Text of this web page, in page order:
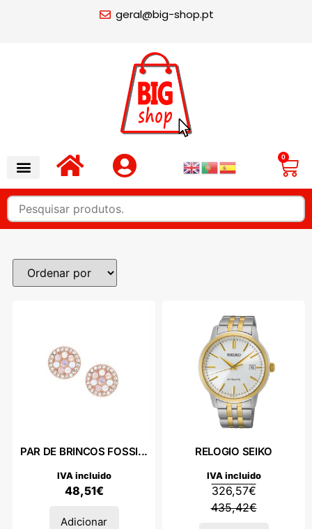
geral@big-shop.pt
0
PAR DE BRINCOS FOSSI...
48,51€
IVA incluido
Adicionar
RELOGIO SEIKO
435,42€
326,57€
IVA incluido